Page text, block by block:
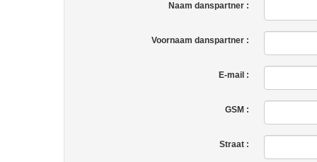
Naam danspartner :
Voornaam danspartner :
E-mail :
GSM :
Straat :